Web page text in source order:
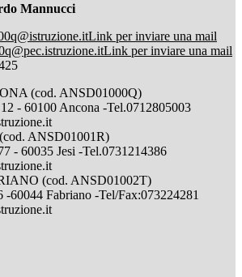
Mannucci
Link per inviare una mail
Link per inviare una mail
(cod. ANSD01000Q)
- 60100 Ancona -Tel.0712805003
ANSD01001R)
- 60035 Jesi -Tel.0731214386
(cod. ANSD01002T)
-60044 Fabriano -Tel/Fax:073224281